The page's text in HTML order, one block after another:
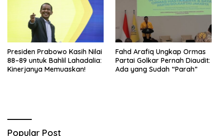
Presiden Prabowo Kasih Nilai
88–89 untuk Bahlil Lahadalia:
Kinerjanya Memuaskan!
Fahd Arafiq Ungkap Ormas
Partai Golkar Pernah Diaudit:
Ada yang Sudah “Parah”
Popular Post